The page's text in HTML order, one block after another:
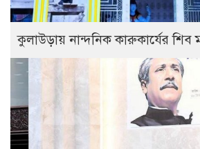
কুলাউড়ায় নান্দনিক কারুকার্যের শিব